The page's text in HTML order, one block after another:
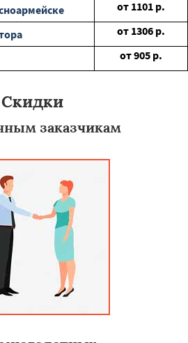
от 1101 р.
от 1306 р.
от905 р.
Скидки
заказчикам